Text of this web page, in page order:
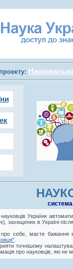
cистема
України
захищених в Україні
себе, маєте бажання
точнішому
про науковців, які не